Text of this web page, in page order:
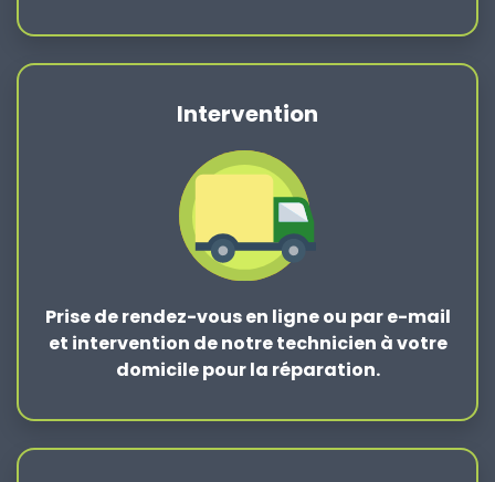
Intervention
Prise de rendez-vous en ligne ou par e-mail
et intervention de notre technicien à votre
domicile pour la réparation.